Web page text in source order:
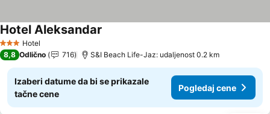
3 Zvezdice
Hotel
Hotel Aleksandar
8,8 Odlično 716 S&I Beach Life-Jaz: udaljenost 0.2 km
Izaberi datume da bi se prikazale
tačne cene
Pogledaj cene